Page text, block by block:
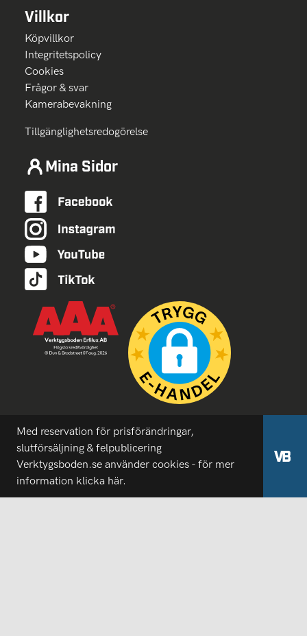
Villkor
Köpvillkor
Integritetspolicy
Cookies
Frågor & svar
Kamerabevakning
Tillgänglighetsredogörelse
Mina Sidor
Med reservation för prisförändringar,
slutförsäljning & felpublicering
Verktygsboden.se använder cookies - för mer
information klicka här.